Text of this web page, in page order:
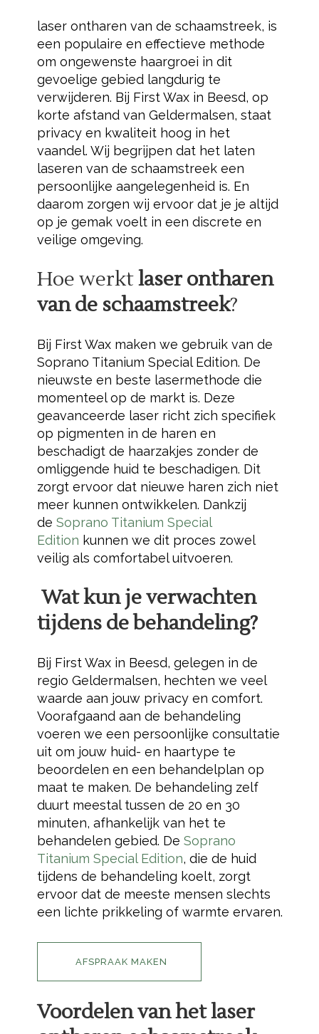
laser ontharen van de schaamstreek, is
een populaire en effectieve methode
om ongewenste haargroei in dit
gevoelige gebied langdurig te
verwijderen. Bij First Wax in Beesd, op
korte afstand van Geldermalsen, staat
privacy en kwaliteit hoog in het
vaandel. Wij begrijpen dat het laten
laseren van de schaamstreek een
persoonlijke aangelegenheid is. En
daarom zorgen wij ervoor dat je je altijd
op je gemak voelt in een discrete en
veilige omgeving.
Hoe werktlaser ontharen
van de schaamstreek?
Bij First Wax maken we gebruik van de
Soprano Titanium Special Edition. De
nieuwste en beste lasermethode die
momenteel op de markt is. Deze
geavanceerde laser richt zich specifiek
op pigmenten in de haren en
beschadigt de haarzakjes zonder de
omliggende huid te beschadigen. Dit
zorgt ervoor dat nieuwe haren zich niet
meer kunnen ontwikkelen. Dankzij
de Soprano Titanium Special
Edition kunnen we dit proces zowel
veilig als comfortabel uitvoeren.
Wat kun je verwachten
tijdens de behandeling?
Bij First Wax in Beesd, gelegen in de
regio Geldermalsen, hechten we veel
waarde aan jouw privacy en comfort.
Voorafgaand aan de behandeling
voeren we een persoonlijke consultatie
uit om jouw huid- en haartype te
beoordelen en een behandelplan op
maat te maken. De behandeling zelf
duurt meestal tussen de 20 en 30
minuten, afhankelijk van het te
behandelen gebied. De Soprano
Titanium Special Edition, die de huid
tijdens de behandeling koelt, zorgt
ervoor dat de meeste mensen slechts
een lichte prikkeling of warmte ervaren.
AFSPRAAK MAKEN
Voordelen van het laser